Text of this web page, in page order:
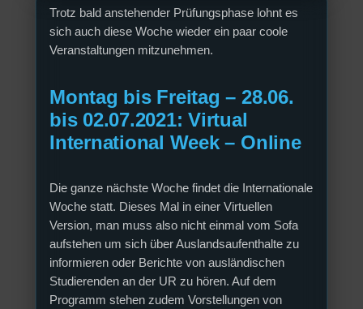
Trotz bald anstehender Prüfungsphase lohnt es
sich auch diese Woche wieder ein paar coole
Veranstaltungen mitzunehmen.
Montag bis Freitag – 28.06.
bis 02.07.2021: Virtual
International Week – Online
Die ganze nächste Woche findet die Internationale
Woche statt. Dieses Mal in einer Virtuellen
Version, man muss also nicht einmal vom Sofa
aufstehen um sich über Auslandsaufenthalte zu
informieren oder Berichte von ausländischen
Studierenden an der UR zu hören. Auf dem
Programm stehen zudem Vorstellungen von